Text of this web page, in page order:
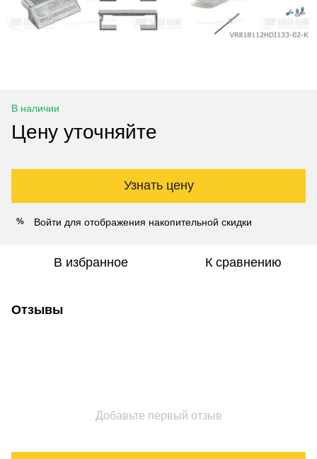
В наличии
Цену уточняйте
Узнать цену
% Войти для отображения накопительной скидки
В избранное К сравнению
Отзывы
Добавьте первый отзыв